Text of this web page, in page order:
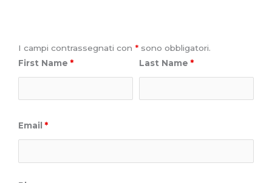
I campi contrassegnati con * sono obbligatori.
First Name * Last Name *
Email *